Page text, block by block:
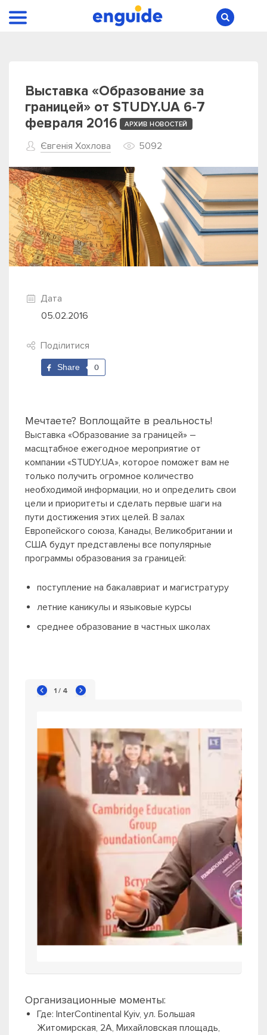
Выставка «Образование за
границей» от STUDY.UA 6-7
февраля 2016
АРХИВ НОВОСТЕЙ
Євгенія Хохлова 5092
Дата
05.02.2016
Поділитися
Share 0
Мечтаете? Воплощайте в реальность!
Выставка «Образование за границей» –
масщтабное ежегодное мероприятие от
компании «STUDY.UA», которое поможет вам не
только получить огромное количество
необходимой информации, но и определить свои
цели и приоритеты и сделать первые шаги на
пути достижения этих целей. В залах
Европейского союза, Канады, Великобритании и
США будут представлены все популярные
программы образования за границей:
поступление на бакалавриат и магистратуру
летние каникулы и языковые курсы
среднее образование в частных школах
1 / 4
Организационные моменты:
Где: InterContinental Kyiv, ул. Большая
Житомирская, 2А, Михайловская площадь,